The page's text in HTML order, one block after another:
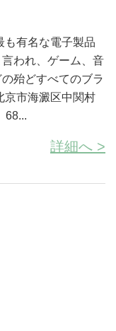
も有名な電子製品
われ、ゲーム、音
殆どすべてのブラ
京市海澱区中関村
68...
詳細へ >